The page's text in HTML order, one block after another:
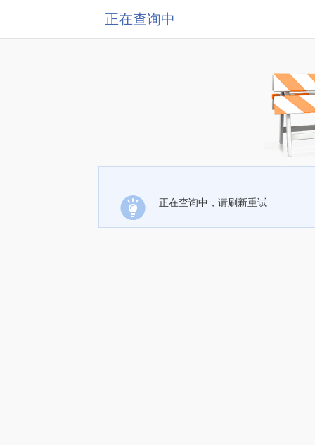
正在查询中
正在查询中，请刷新重试